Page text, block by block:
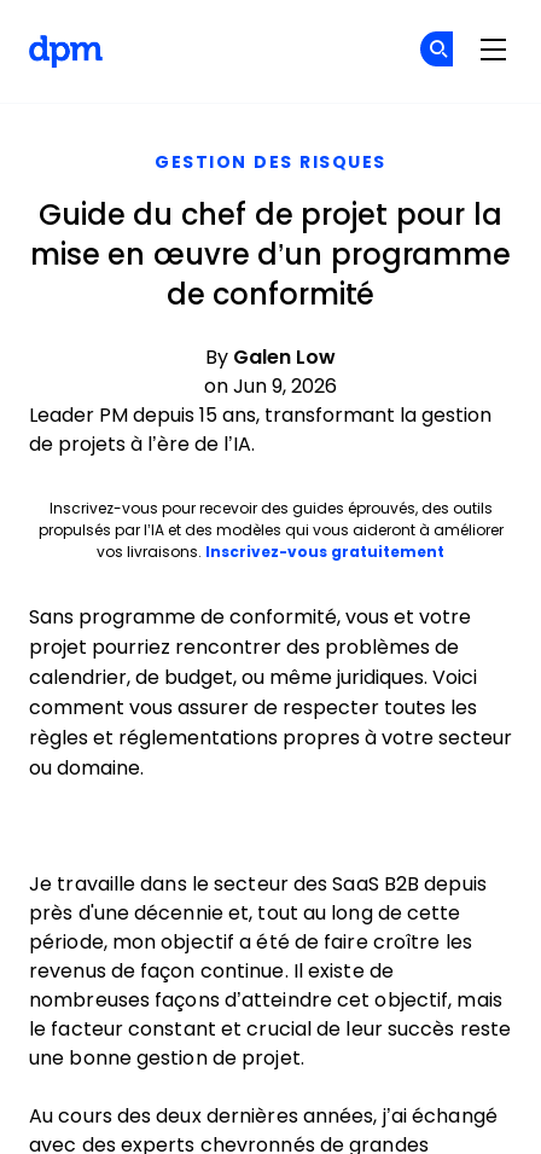
GESTION DES RISQUES
Guide du chef de projet pour la
mise en œuvre d’un programme
de conformité
By Galen Low
on Jun 9, 2026
Leader PM depuis 15 ans, transformant la gestion
de projets à l’ère de l’IA.
Inscrivez-vous pour recevoir des guides éprouvés, des outils
propulsés par l’IA et des modèles qui vous aideront à améliorer
vos livraisons. Inscrivez-vous gratuitement
Sans programme de conformité, vous et votre
projet pourriez rencontrer des problèmes de
calendrier, de budget, ou même juridiques. Voici
comment vous assurer de respecter toutes les
règles et réglementations propres à votre secteur
ou domaine.
Je travaille dans le secteur des SaaS B2B depuis
près d'une décennie et, tout au long de cette
période, mon objectif a été de faire croître les
revenus de façon continue. Il existe de
nombreuses façons d’atteindre cet objectif, mais
le facteur constant et crucial de leur succès reste
une bonne gestion de projet.
Au cours des deux dernières années, j’ai échangé
avec des experts chevronnés de grandes